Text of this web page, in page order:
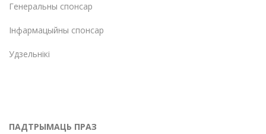
Генеральны спонсар
Інфармацыйны спонсар
Удзельнікі
ПАДТРЫМАЦЬ ПРАЗ